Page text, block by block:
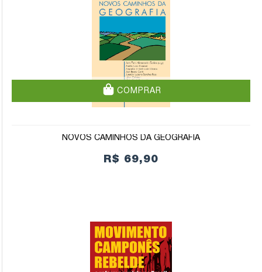
COMPRAR
NOVOS CAMINHOS DA GEOGRAFIA
R$ 69,90